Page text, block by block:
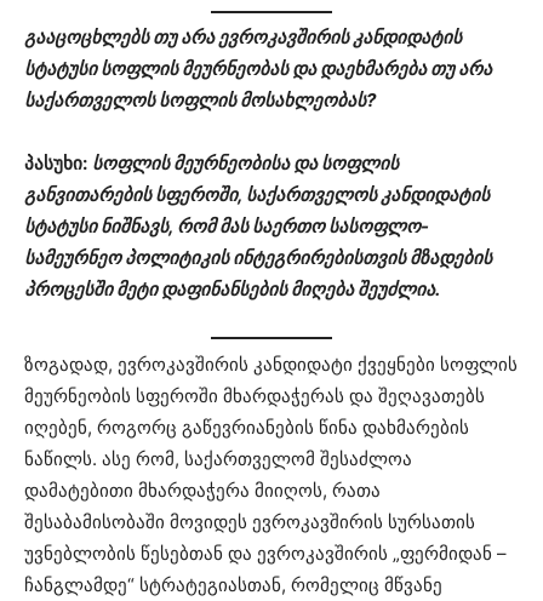
გააცოცხლებს თუ არა ევროკავშირის კანდიდატის
სტატუსი სოფლის მეურნეობას და დაეხმარება თუ არა
საქართველოს სოფლის მოსახლეობას?
პასუხი: სოფლის მეურნეობისა და სოფლის
განვითარების სფეროში, საქართველოს კანდიდატის
სტატუსი ნიშნავს, რომ მას საერთო სასოფლო-
სამეურნეო პოლიტიკის ინტეგრირებისთვის მზადების
პროცესში მეტი დაფინანსების მიღება შეუძლია.
ზოგადად, ევროკავშირის კანდიდატი ქვეყნები სოფლის
მეურნეობის სფეროში მხარდაჭერას და შეღავათებს
იღებენ, როგორც გაწევრიანების წინა დახმარების
ნაწილს. ასე რომ, საქართველომ შესაძლოა
დამატებითი მხარდაჭერა მიიღოს, რათა
შესაბამისობაში მოვიდეს ევროკავშირის სურსათის
უვნებლობის წესებთან და ევროკავშირის „ფერმიდან –
ჩანგლამდე“ სტრატეგიასთან, რომელიც მწვანე